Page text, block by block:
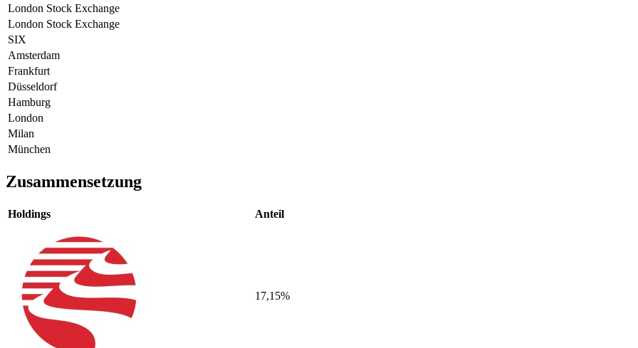
London Stock Exchange
London Stock Exchange
SIX
Amsterdam
Frankfurt
Düsseldorf
Hamburg
London
Milan
München
Zusammensetzung
Holdings Anteil
17,15%